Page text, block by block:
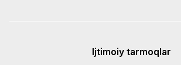
Ijtimoiy tarmoqlar